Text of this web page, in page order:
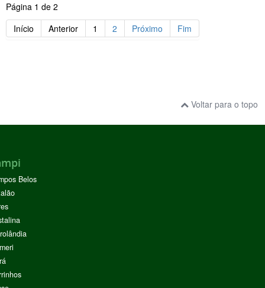
Página 1 de 2
Início
Anterior 1 2 Próximo Fim
Voltar para o topo
Belos